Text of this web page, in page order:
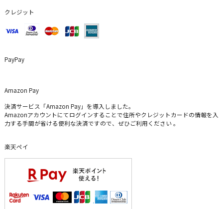
クレジット
PayPay
Amazon Pay
決済サービス「Amazon Pay」を導入しました。
Amazonアカウントにてログインすることで住所やクレジットカードの情報を入
力する手間が省ける便利な決済ですので、ぜひご利用ください 。
楽天ペイ